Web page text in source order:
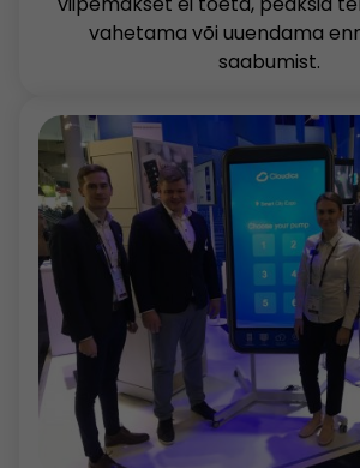
vahetama või uuendama
saabumist.